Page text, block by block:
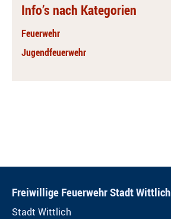
Info’s nach Kategorien
Feuerwehr
Jugendfeuerwehr
Freiwillige Feuerwehr Stadt Wittlich
Stadt Wittlich